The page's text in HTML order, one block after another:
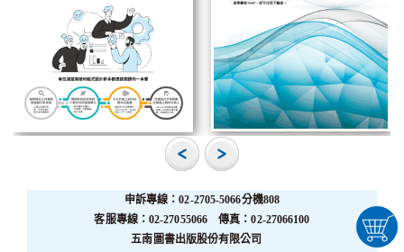
申訴專線：02-2705-5066分機808
客服專線：02-27055066 傳真：02-27066100
五南圖書出版股份有限公司